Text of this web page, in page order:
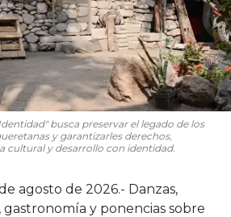
busca preservar el legado de los
y garantizarles derechos,
cultural y desarrollo con identidad.
agosto de 2026.- Danzas,
gastronomía y ponencias sobre